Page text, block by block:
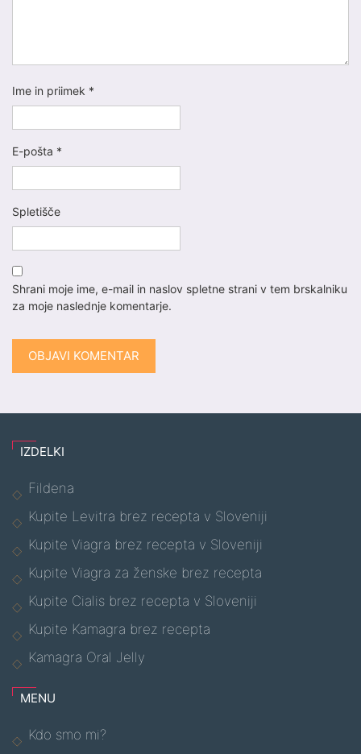
Ime in priimek *
E-pošta *
Spletišče
Shrani moje ime, e-mail in naslov spletne strani v tem brskalniku
za moje naslednje komentarje.
IZDELKI
Fildena
Kupite Levitra brez recepta v Sloveniji
Kupite Viagra brez recepta v Sloveniji
Kupite Viagra za ženske brez recepta
Kupite Cialis brez recepta v Sloveniji
Kupite Kamagra brez recepta
Kamagra Oral Jelly
MENU
Kdo smo mi?